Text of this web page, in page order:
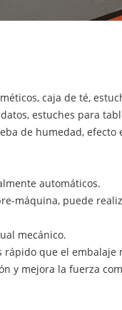
caja de té,
estuches para
de humedad, efecto
automáticos.
máquina, puede
mecánico.
rápido que el
y mejora la fuerza